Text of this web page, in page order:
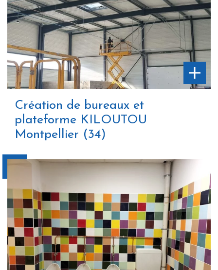
Création de bureaux et
plateforme KILOUTOU
Montpellier (34)